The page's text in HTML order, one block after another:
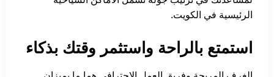
الرئيسية في الكويت.
استمتع بالراحة واستثمر وقتك بذكاء